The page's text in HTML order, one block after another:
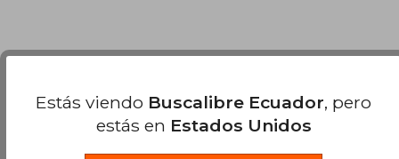
Estás viendo Buscalibre Ecuador, pero
estás en Estados Unidos